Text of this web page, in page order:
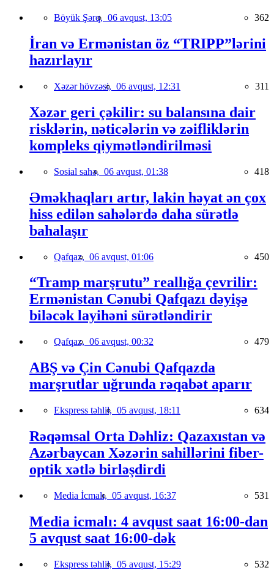
Böyük Şərq, 06 avqust, 13:05 362
İran və Ermənistan öz “TRIPP”lərini
hazırlayır
Xəzər hövzəsi, 06 avqust, 12:31 311
Xəzər geri çəkilir: su balansına dair
risklərin, nəticələrin və zəifliklərin
kompleks qiymətləndirilməsi
Sosial sahə, 06 avqust, 01:38 418
Əməkhaqları artır, lakin həyat ən çox
hiss edilən sahələrdə daha sürətlə
bahalaşır
Qafqaz, 06 avqust, 01:06 450
“Tramp marşrutu” reallığa çevrilir:
Ermənistan Cənubi Qafqazı dəyişə
biləcək layihəni sürətləndirir
Qafqaz, 06 avqust, 00:32 479
ABŞ və Çin Cənubi Qafqazda
marşrutlar uğrunda rəqabət aparır
Ekspress təhlil, 05 avqust, 18:11 634
Rəqəmsal Orta Dəhliz: Qazaxıstan və
Azərbaycan Xəzərin sahillərini fiber-
optik xətlə birləşdirdi
Media İcmalı, 05 avqust, 16:37 531
Media icmalı: 4 avqust saat 16:00-dan
5 avqust saat 16:00-dək
Ekspress təhlil, 05 avqust, 15:29 532